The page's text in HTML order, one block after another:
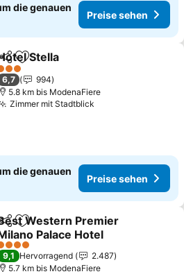
die genauen
Preise sehen
Zu Favoriten hinzufügen
Stella
Sterne
6,7
994
5.8 km bis ModenaFiere
Zimmer mit Stadtblick
die genauen
Preise sehen
Zu Favoriten hinzufügen
Western Premier
Palace Hotel
sehen
Sterne
9,1 Hervorragend
2.487
5.7 km bis ModenaFiere